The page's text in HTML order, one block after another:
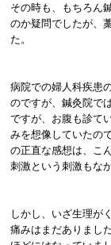
その時も、もちろん
のか疑問でしたが、
た。
病院での婦人科疾患
のですが、鍼灸院で
ですが、お腹も診て
みを想像していたの
の正直な感想は、こ
刺激という刺激もな
しかし、いざ生理が
痛みはまだありまし